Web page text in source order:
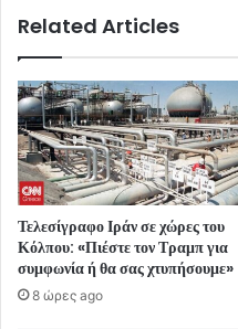
Related Articles
Τελεσίγραφο Ιράν σε χώρες του
Κόλπου: «Πιέστε τον Τραμπ για
συμφωνία ή θα σας χτυπήσουμε»
8 ώρες ago